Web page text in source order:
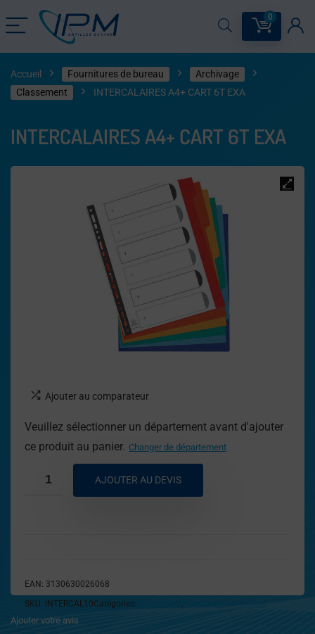
0
Accueil Fournitures de bureau
Archivage
Classement
INTERCALAIRES A4+ CART 6T EXA
INTERCALAIRES A4+ CART 6T EXA
Ajouter au comparateur
Veuillez sélectionner un département avant d'ajouter
ce produit au panier. Changer de département
AJOUTER AU DEVIS
EAN: 3130630026068
SKU:
INTERCAL10Catégories: ,
Ajouter votre avis